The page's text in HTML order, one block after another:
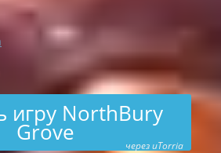
игру NorthBury
Grove через uTorria